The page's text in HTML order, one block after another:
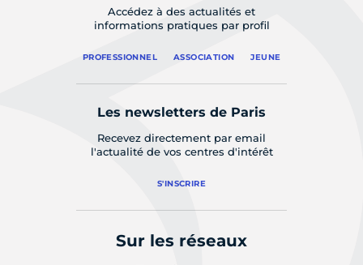
Accédez à des actualités et
informations pratiques par profil
PROFESSIONNEL ASSOCIATION JEUNE
Les newsletters de Paris
Recevez directement par email
l'actualité de vos centres d'intérêt
S'INSCRIRE
Sur les réseaux